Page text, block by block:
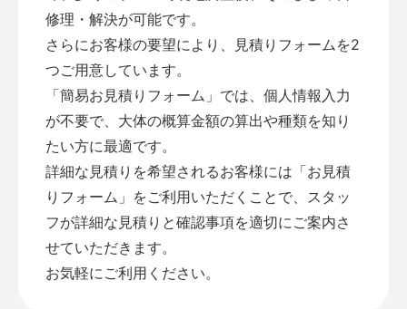
修理・解決が可能です。
さらにお客様の要望により、見積りフォームを2
つご用意しています。
「簡易お見積りフォーム 」では、個人情報入力
が不要で、大体の概算金額の算出や種類を知り
たい方に最適です。
詳細な見積りを希望されるお客様には「お見積
りフォーム 」をご利用いただくことで、スタッ
フが詳細な見積りと確認事項を適切にご案内さ
せていただきます。
お気軽にご利用ください。